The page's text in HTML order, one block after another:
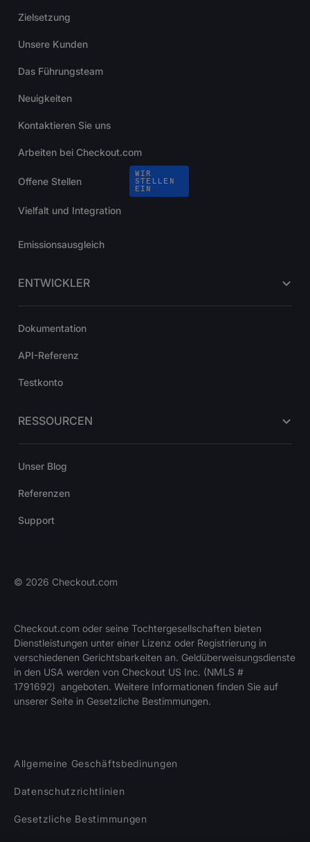
Zielsetzung
Unsere Kunden
Das Führungsteam
Neuigkeiten
Kontaktieren Sie uns
Arbeiten bei Checkout.com
Offene Stellen
WIR
STELLEN
EIN
Vielfalt und Integration
Emissionsausgleich
ENTWICKLER
Dokumentation
API-Referenz
Testkonto
RESSOURCEN
Unser Blog
Referenzen
Support
© 2026 Checkout.com
Checkout.com oder seine Tochtergesellschaften bieten
Dienstleistungen unter einer Lizenz oder Registrierung in
verschiedenen Gerichtsbarkeiten an. Geldüberweisungsdienste
in den USA werden von Checkout US Inc. (NMLS #
1791692) angeboten. Weitere Informationen finden Sie auf
unserer Seite in Gesetzliche Bestimmungen.
Allgemeine Geschäftsbedinungen
Datenschutzrichtlinien
Gesetzliche Bestimmungen